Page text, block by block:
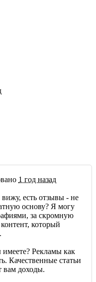
1 год назад
вижу, есть отзывы - не
основу? Я могу
за скромную
который
имеете? Рекламы как
Качественные статьи
вам доходы.